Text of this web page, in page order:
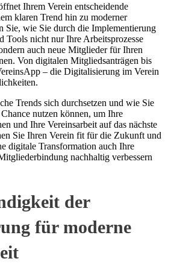
Ihrem Verein entscheidende
klaren Trend hin zu moderner
Sie, wie Sie durch die Implementierung
Tools nicht nur Ihre Arbeitsprozesse
auch neue Mitglieder für Ihren
Von digitalen Mitgliedsanträgen bis
– die Digitalisierung im Verein
Trends sich durchsetzen und wie Sie
nutzen können, um Ihre
und Ihre Vereinsarbeit auf das nächste
Sie Ihren Verein fit für die Zukunft und
digitale Transformation auch Ihre
nachhaltig verbessern
der
für moderne